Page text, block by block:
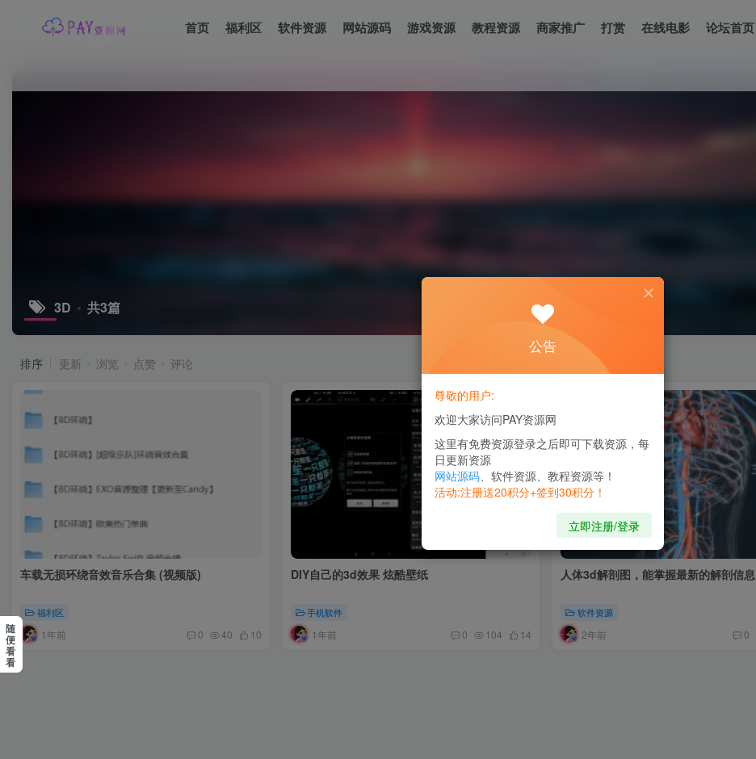
首页 福利区 软件资源 网站源码 游戏资源 教程资源 商家推广 打赏 在线电影 论坛首页
3D 共3篇
排序 更新 浏览 点赞 评论
车载无损环绕音效音乐合集 (视频版)
福利区
1年前 0 40 10
DIY自己的3d效果 炫酷壁纸
手机软件
1年前 0 104 14
人体3d解剖图，能掌握最新的解剖信息
软件资源
2年前 0
随
便
看
看
公告
尊敬的用户:
欢迎大家访问PAY资源网
这里有免费资源登录之后即可下载资源，每
日更新资源
网站源码、软件资源、教程资源等！
活动:注册送20积分+签到30积分！
立即注册/登录